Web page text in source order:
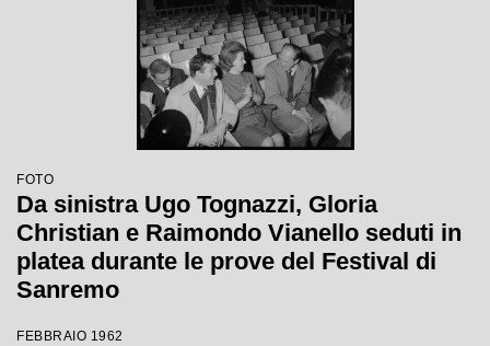
FOTO
Da sinistra Ugo Tognazzi, Gloria
Christian e Raimondo Vianello seduti in
platea durante le prove del Festival di
Sanremo
FEBBRAIO 1962